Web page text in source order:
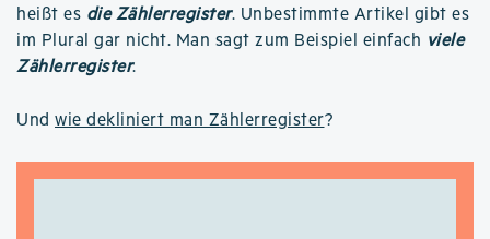
heißt es die Zählerregister. Unbestimmte Artikel gibt es
im Plural gar nicht. Man sagt zum Beispiel einfach viele
Zählerregister.
Und wie dekliniert man Zählerregister?